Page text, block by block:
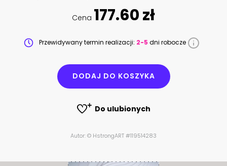
Cena 177.60 zł
Przewidywany termin realizacji: 2-5 dni robocze
DODAJ DO KOSZYKA
Do ulubionych
Autor: © HstrongART #119514283